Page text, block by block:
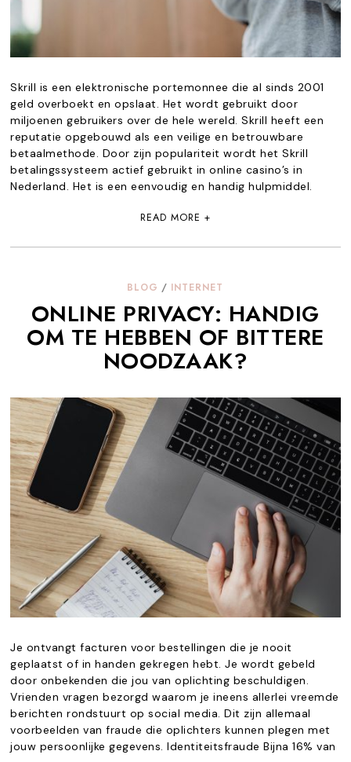
Skrill is een elektronische portemonnee die al sinds 2001
geld overboekt en opslaat. Het wordt gebruikt door
miljoenen gebruikers over de hele wereld. Skrill heeft een
reputatie opgebouwd als een veilige en betrouwbare
betaalmethode. Door zijn populariteit wordt het Skrill
betalingssysteem actief gebruikt in online casino’s in
Nederland. Het is een eenvoudig en handig hulpmiddel.
READ MORE +
BLOG / INTERNET
ONLINE PRIVACY: HANDIG
OM TE HEBBEN OF BITTERE
NOODZAAK?
Je ontvangt facturen voor bestellingen die je nooit
geplaatst of in handen gekregen hebt. Je wordt gebeld
door onbekenden die jou van oplichting beschuldigen.
Vrienden vragen bezorgd waarom je ineens allerlei vreemde
berichten rondstuurt op social media. Dit zijn allemaal
voorbeelden van fraude die oplichters kunnen plegen met
jouw persoonlijke gegevens. Identiteitsfraude Bijna 16% van